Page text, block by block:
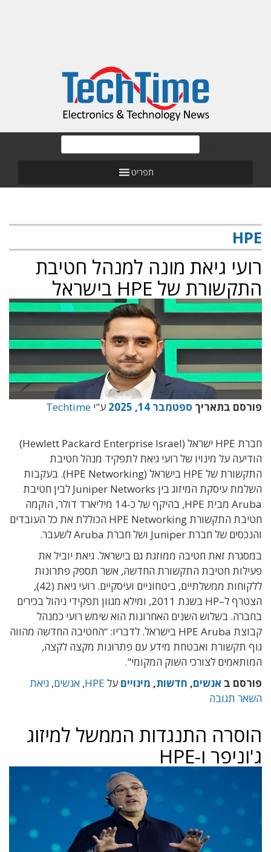
תפריט
HPE
רועי גיאת מונה למנהל חטיבת
התקשורת של HPE בישראל
פורסם בתאריך ספטמבר 14, 2025 ע"י Techtime
חברת HPE ישראל (Hewlett Packard Enterprise Israel)
הודיעה על מינויו של רועי גיאתלתפקיד מנהל חטיבת
התקשורת של HPE בישראל (HPE Networking).
בעקבות
השלמת עיסקת המיזוג בין Juniper Networks לבין חטיבת
Aruba מבית HPE, בהיקף של כ-14 מיליארד דולר, הוקמה
חטיבת התקשורת
HPE Networking הכוללת את כל העובדים
והנכסים של חברתJuniper ושל חברת Aruba לשעבר
.
במסגרת זאת חטיבה ממוזגת גם בישראל. גיאת יוביל את
פעילות חטיבת התקשורת החדשה, אשר תספק פתרונות
ללקוחות ממשלתיים, ביטחוניים ועיסקיים. רועי גיאת (42),
הצטרף ל–
HP בשנת 2011, ומילא מגוון תפקידי ניהול בכירים
בחברה. בשלוש השנים האחרונות הוא שימש רועי כמנהל
קבוצת HPE Aruba בישראל. לדבריו: “החטיבה החדשה מהווה
גוף תקשורת ואבטחת מידע עם פתרונות מקצה לקצה,
המותאמים לצורכי השוק המקומי".
פורסם ב אנשים, חדשות, מינויים על HPE
, אנשים, גיאת
השאר תגובה
הוסרה התנגדות הממשל למיזוג
ג'וניפר ו-HPE